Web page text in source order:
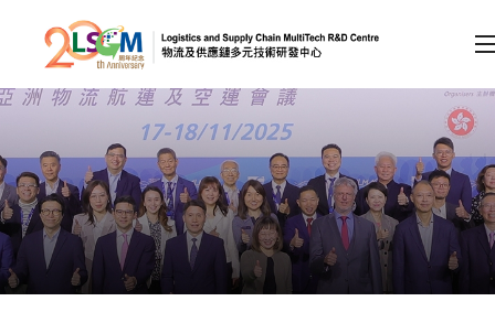
跳到内容（按回车键）
会员登录
A A EN 繁 简